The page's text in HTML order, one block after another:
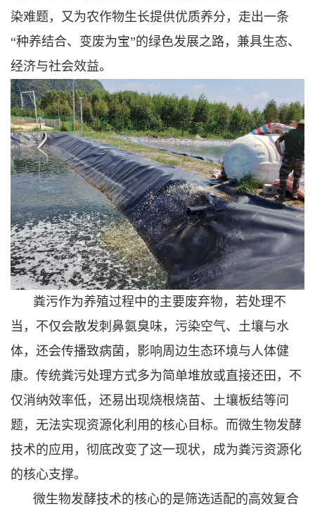
染难题，又为农作物生长提供优质养分，走出一条
“种养结合、变废为宝”的绿色发展之路，兼具生态、
经济与社会效益。
粪污作为养殖过程中的主要废弃物，若处理不
当，不仅会散发刺鼻氨臭味，污染空气、土壤与水
体，还会传播致病菌，影响周边生态环境与人体健
康。传统粪污处理方式多为简单堆放或直接还田，不
仅消纳效率低，还易出现烧根烧苗、土壤板结等问
题，无法实现资源化利用的核心目标。而微生物发酵
技术的应用，彻底改变了这一现状，成为粪污资源化
的核心支撑。
微生物发酵技术的核心的是筛选适配的高效复合